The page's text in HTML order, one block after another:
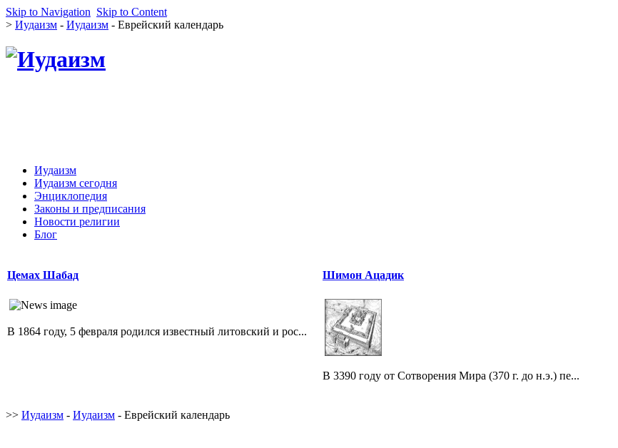
Skip to Navigation Skip to Content
> Иудаизм - Иудаизм - Еврейский календарь
Иудаизм
Иудаизм сегодня
Энциклопедия
Законы и предписания
Новости религии
Блог
Цемах Шабад
В 1864 году, 5 февраля родился известный литовский и рос...
Шимон Ацадик
В 3390 году от Сотворения Мира (370 г. до н.э.) пе...
>> Иудаизм - Иудаизм - Еврейский календарь